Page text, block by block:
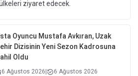
ziyaret edecek.
Oyuncu Mustafa Avkıran, Uzak
Dizisinin Yeni Sezon Kadrosuna
Oldu
6 Ağustos 2026 6 Ağustos 2026